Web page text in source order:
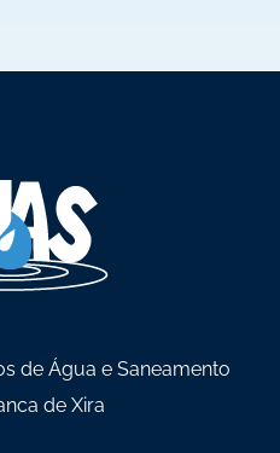
de Água e Saneamento
de Xira